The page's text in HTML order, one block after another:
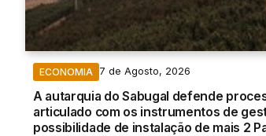
ECONOMIA 7 de Agosto, 2026
A autarquia do Sabugal defende
articulado com os instrumentos de
possibilidade de instalação de mais 2